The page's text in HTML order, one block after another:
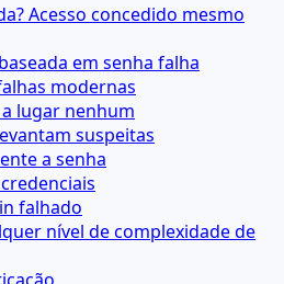
Acesso concedido mesmo
em senha falha
modernas
lugar nenhum
suspeitas
a senha
falhado
nível de complexidade de